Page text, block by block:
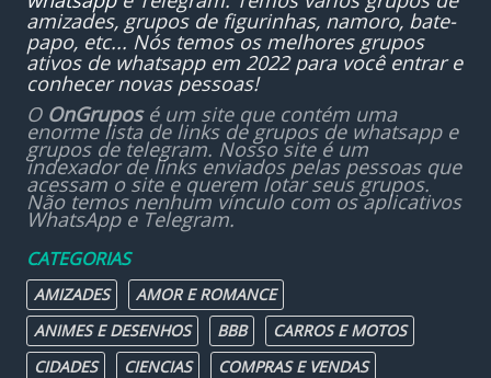
amizades, grupos de figurinhas, namoro, bate-
papo, etc... Nós temos os melhores grupos
ativos de whatsapp em 2022 para você entrar e
conhecer novas pessoas!
O OnGruposé um site que contém uma
enorme lista de links de grupos de whatsapp e
grupos de telegram. Nosso site é um
indexador de links enviados pelas pessoas que
acessam o site e querem lotar seus grupos.
Não temos nenhum vínculo com os aplicativos
WhatsApp e Telegram.
CATEGORIAS
AMIZADES
AMOR E ROMANCE
ANIMES E DESENHOS
BBB
CARROS E MOTOS
CIDADES
CIENCIAS
COMPRAS E VENDAS